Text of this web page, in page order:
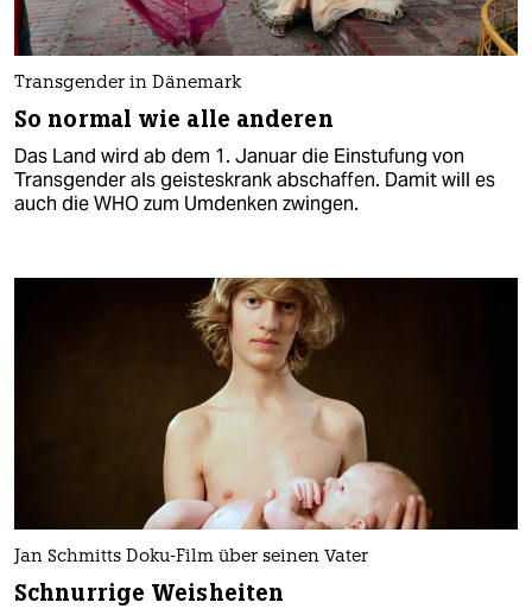
Transgender in Dänemark
So normal wie alle anderen
Das Land wird ab dem 1. Januar die Einstufung von
Transgender als geisteskrank abschaffen. Damit will es
auch die WHO zum Umdenken zwingen.
Jan Schmitts Doku-Film über seinen Vater
Schnurrige Weisheiten